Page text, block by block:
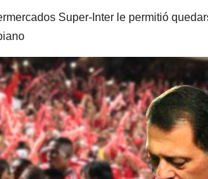
Super-Inter le permitió